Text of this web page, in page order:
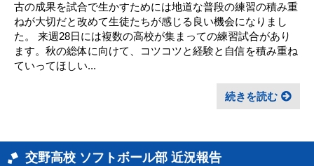
古の成果を試合で生かすためには地道な普段の練習の積み重
ねが大切だと改めて生徒たちが感じる良い機会になりまし
た。 来週28日には複数の高校が集まっての練習試合があり
ます。秋の総体に向けて、コツコツと経験と自信を積み重ね
ていってほしい...
続きを読む
交野高校 ソフトボール部 近況報告